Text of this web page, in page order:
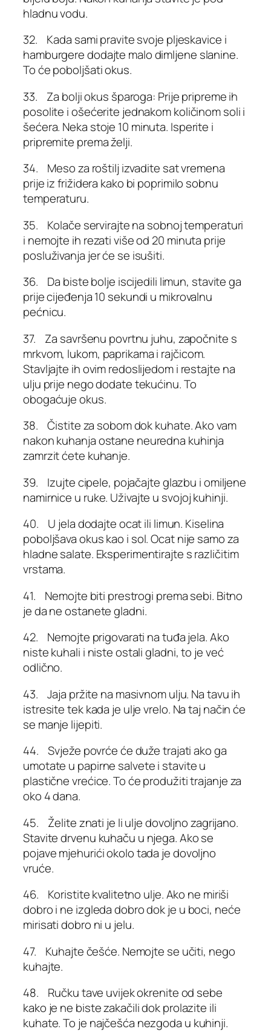
hladnu vodu.
32. Kada sami pravite svoje pljeskavice i
hamburgere dodajte malo dimljene slanine.
To će poboljšati okus.
33. Za bolji okus šparoga: Prije pripreme ih
posolite i ošećerite jednakom količinom soli i
šećera. Neka stoje 10 minuta. Isperite i
pripremite prema želji.
34. Meso za roštilj izvadite sat vremena
prije iz frižidera kako bi poprimilo sobnu
temperaturu.
35. Kolače servirajte na sobnoj temperaturi
i nemojte ih rezati više od 20 minuta prije
posluživanja jer će se isušiti.
36. Da biste bolje iscijedili limun, stavite ga
prije cijeđenja 10 sekundi u mikrovalnu
pećnicu.
37. Za savršenu povrtnu juhu, započnite s
mrkvom, lukom, paprikama i rajčicom.
Stavljajte ih ovim redoslijedom i restajte na
ulju prije nego dodate tekućinu. To
obogaćuje okus.
38. Čistite za sobom dok kuhate. Ako vam
nakon kuhanja ostane neuredna kuhinja
zamrzit ćete kuhanje.
39. Izujte cipele, pojačajte glazbu i omiljene
namirnice u ruke. Uživajte u svojoj kuhinji.
40. U jela dodajte ocat ili limun. Kiselina
poboljšava okus kao i sol. Ocat nije samo za
hladne salate. Eksperimentirajte s različitim
vrstama.
41. Nemojte biti prestrogi prema sebi. Bitno
je da ne ostanete gladni.
42. Nemojte prigovarati na tuđa jela. Ako
niste kuhali i niste ostali gladni, to je već
odlično.
43. Jaja pržite na masivnom ulju. Na tavu ih
istresite tek kada je ulje vrelo. Na taj način će
se manje lijepiti.
44. Svježe povrće će duže trajati ako ga
umotate u papirne salvete i stavite u
plastične vrećice. To će produžiti trajanje za
oko 4 dana.
45. Želite znati je li ulje dovoljno zagrijano.
Stavite drvenu kuhaču u njega. Ako se
pojave mjehurići okolo tada je dovoljno
vruće.
46. Koristite kvalitetno ulje. Ako ne miriši
dobro i ne izgleda dobro dok je u boci, neće
mirisati dobro ni u jelu.
47. Kuhajte češće. Nemojte se učiti, nego
kuhajte.
48. Ručku tave uvijek okrenite od sebe
kako je ne biste zakačili dok prolazite ili
kuhate. To je najčešća nezgoda u kuhinji.